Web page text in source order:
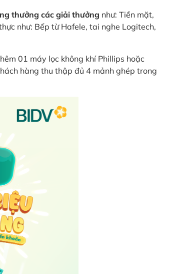
thưởng các giải thưởng như: Tiền mặt,
như: Bếp từ Hafele, tai nghe Logitech,
01 máy lọc không khí Phillips hoặc
hàng thu thập đủ 4 mảnh ghép trong